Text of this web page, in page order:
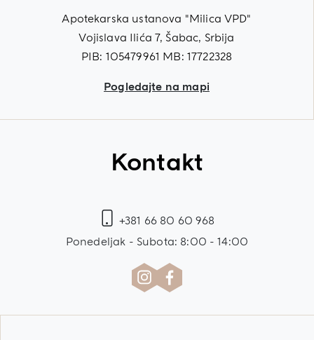
Apotekarska ustanova "Milica VPD"
Vojislava Ilića 7, Šabac, Srbija
PIB: 105479961 MB: 17722328
Pogledajte na mapi
Kontakt
+381 66 80 60 968
Ponedeljak - Subota: 8:00 - 14:00